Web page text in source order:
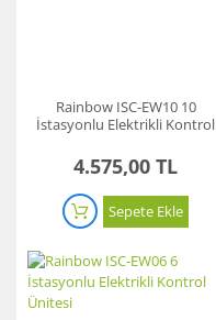
Rainbow ISC-EW10 10
İstasyonlu Elektrikli Kontrol
4.575,00 TL
Sepete Ekle